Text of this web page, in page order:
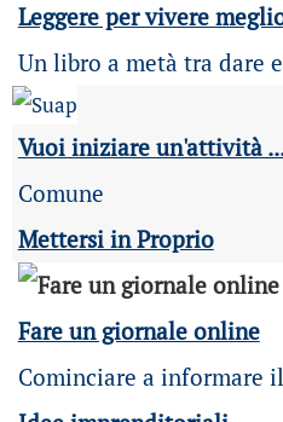
Leggere per vivere
Un libro a metà tra dare
Vuoi iniziare un'attività
Comune
Mettersi in Proprio
Fare un giornale online
Cominciare a informare